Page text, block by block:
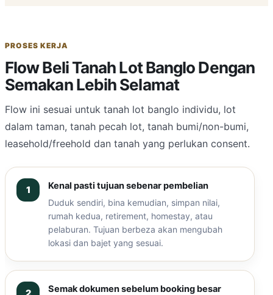
PROSES KERJA
Flow Beli Tanah Lot Banglo Dengan
Semakan Lebih Selamat
Flow ini sesuai untuk tanah lot banglo individu, lot
dalam taman, tanah pecah lot, tanah bumi/non-bumi,
leasehold/freehold dan tanah yang perlukan consent.
Kenal pasti tujuan sebenar pembelian
Duduk sendiri, bina kemudian, simpan nilai,
rumah kedua, retirement, homestay, atau
pelaburan. Tujuan berbeza akan mengubah
lokasi dan bajet yang sesuai.
Semak dokumen sebelum booking besar